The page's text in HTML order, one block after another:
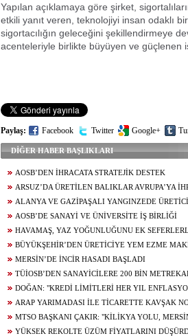
Yapılan açıklamaya göre şirket,
etkili yanıt veren, teknolojiyi insan odaklı
sigortacılığın geleceğini şekillendirmeye
acenteleriyle birlikte büyüyen ve güçlenen
Paylaş: Facebook Twitter Google+
DİĞER HABER BAŞLIKLARI
AOSB’DEN İHRACATA STRATEJİK DESTEK
ARSUZ’DA ÜRETİLEN BALIKLAR AVRUPA’YA
EDİLİYOR
ALANYA VE GAZİPAŞALI YANGINZEDE
NAYLONU DESTEĞİ
AOSB’DE SANAYİ VE ÜNİVERSİTE İŞ BİRLİĞİ
HAVAMAŞ, YAZ YOĞUNLUĞUNU EK
KARŞILIYOR
BÜYÜKŞEHİR’DEN ÜRETİCİYE YEM EZME
DESTEĞİ
MERSİN’DE İNCİR HASADI BAŞLADI
TÜİOSB’DEN SANAYİCİLERE 200 BİN
YATIRIM FIRSATI
DOĞAN: "KREDİ LİMİTLERİ HER YIL
DİKKATE ALINARAK GÜNCELLENMELİDİR"
ARAP YARIMADASI İLE TİCARETTE KAVŞAK
CİLVEGÖZÜ’NDEN GÜNDE BİN 500 TIR GİRİŞ-ÇIKIŞ
MTSO BAŞKANI ÇAKIR: "KİLİKYA YOLU,
TURİZMDE YENİ KALKINMA ROTASI OLACAK"
YÜKSEK REKOLTE ÜZÜM FİYATLARINI